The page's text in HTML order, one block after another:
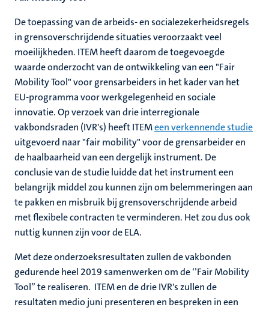
De toepassing van de arbeids- en socialezekerheidsregels
in grensoverschrijdende situaties veroorzaakt veel
moeilijkheden. ITEM heeft daarom de toegevoegde
waarde onderzocht van de ontwikkeling van een "Fair
Mobility Tool" voor grensarbeiders in het kader van het
EU-programma voor werkgelegenheid en sociale
innovatie. Op verzoek van drie interregionale
vakbondsraden (IVR's) heeft ITEMeen verkennende studie
uitgevoerd naar "fair mobility" voor de grensarbeider en
de haalbaarheid van een dergelijk instrument. De
conclusie van de studie luidde dat het instrument een
belangrijk middel zou kunnen zijn om belemmeringen aan
te pakken en misbruik bij grensoverschrijdende arbeid
met flexibele contracten te verminderen. Het zou dus ook
nuttig kunnen zijn voor de ELA.
Met deze onderzoeksresultaten zullen de vakbonden
gedurende heel 2019 samenwerken om de ‘’Fair Mobility
Tool’’ te realiseren. ITEM en de drie IVR's zullen de
resultaten medio juni presenteren en bespreken in een